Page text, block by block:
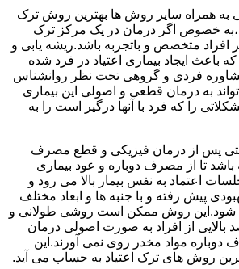
به همراه سایر روش ها بهترین روش ترک
خصوص اگر درمان در یک مرکز ترک
افراد متخصص و باتجربه باشد.ریشه یابی و
باعث ایجاد بیماری اعتیاد در فرد شده
فردی و گروهی تحت نظر روانشناس
به درمان قطعی و اصولی این بیماری
را که فرد با آنها درگیر است را به
پس از درمان فیزیکی و قطع مصرف
باشد تا از مصرف دوباره و عود بیماری
اعتماد به نفس بیمار بالا می رود و
پیش رفته و با جنبه ها و ابعاد مختلف
روش ممکن است روشی طولانی و
بالایی از افراد به صورت اصولی درمان
مواد مخدر روی نمی آورند.این
روش های ترک اعتیاد به حساب می آید.